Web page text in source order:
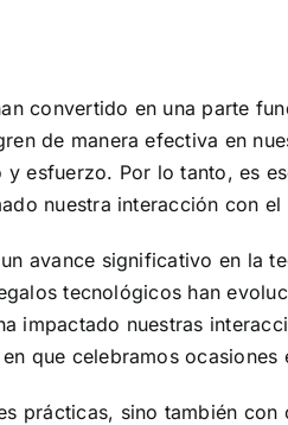
convertido en una parte
de manera efectiva en
esfuerzo. Por lo tanto, es
nuestra interacción con el
avance significativo en la
tecnológicos han
impactado nuestras
que celebramos
prácticas, sino también